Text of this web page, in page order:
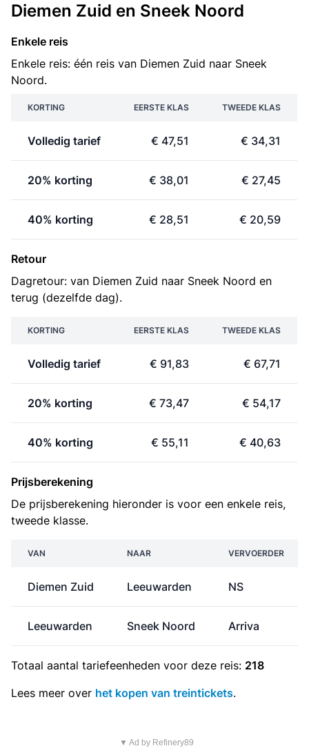
Diemen Zuid en Sneek Noord
Enkele reis
Enkele reis: één reis van Diemen Zuid naar Sneek
Noord.
KORTING EERSTE KLAS TWEEDE KLAS
Volledig tarief € 47,51 € 34,31
20% korting € 38,01 € 27,45
40% korting € 28,51 € 20,59
Retour
Dagretour: van Diemen Zuid naar Sneek Noord en
terug (dezelfde dag).
KORTING EERSTE KLAS TWEEDE KLAS
Volledig tarief € 91,83 € 67,71
20% korting € 73,47 € 54,17
40% korting € 55,11 € 40,63
Prijsberekening
De prijsberekening hieronder is voor een enkele reis,
tweede klasse.
VAN NAAR VERVOERDER
Diemen Zuid Leeuwarden NS
Leeuwarden Sneek Noord Arriva
Totaal aantal tariefeenheden voor deze reis: 218
Lees meer over het kopen van treintickets.
▼ Ad by Refinery89